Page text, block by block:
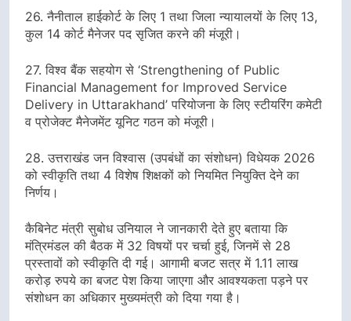
26. नैनीताल हाईकोर्ट के लिए 1 तथा जिला न्यायालयों के लिए 13,
कुल 14 कोर्ट मैनेजर पद सृजित करने की मंजूरी।
27. विश्व बैंक सहयोग से ‘Strengthening of Public
Financial Management for Improved Service
Delivery in Uttarakhand’ परियोजना के लिए स्टीयरिंग कमेटी
व प्रोजेक्ट मैनेजमेंट यूनिट गठन को मंजूरी।
28. उत्तराखंड जन विश्वास (उपबंधों का संशोधन) विधेयक 2026
को स्वीकृति तथा 4 विशेष शिक्षकों को नियमित नियुक्ति देने का
निर्णय।
कैबिनेट मंत्री सुबोध उनियाल ने जानकारी देते हुए बताया कि
मंत्रिमंडल की बैठक में 32 विषयों पर चर्चा हुई, जिनमें से 28
प्रस्तावों को स्वीकृति दी गई। आगामी बजट सत्र में 1.11 लाख
करोड़ रुपये का बजट पेश किया जाएगा और आवश्यकता पड़ने पर
संशोधन का अधिकार मुख्यमंत्री को दिया गया है।